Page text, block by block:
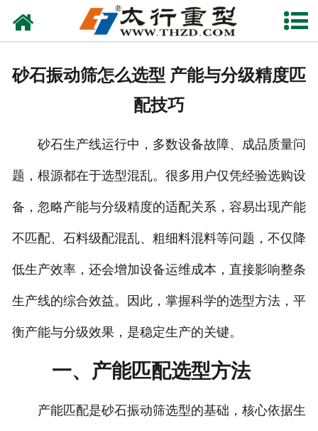
网站首页
联系我们
砂石振动筛怎么选型 产能与分级精度匹
配技巧
砂石生产线运行中，多数设备故障、成品质量问
题，根源都在于选型混乱。很多用户仅凭经验选购设
备，忽略产能与分级精度的适配关系，容易出现产能
不匹配、石料级配混乱、粗细料混料等问题，不仅降
低生产效率，还会增加设备运维成本，直接影响整条
生产线的综合效益。因此，掌握科学的选型方法，平
衡产能与分级效果，是稳定生产的关键。
一、产能匹配选型方法
产能匹配是砂石振动筛选型的基础，核心依据生